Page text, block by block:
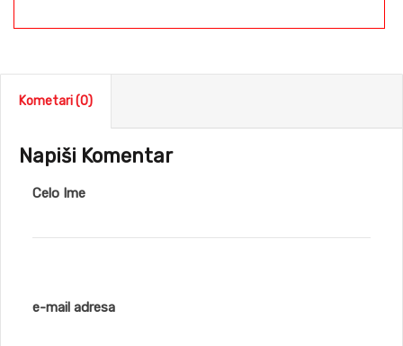
Kometari (0)
Napiši Komentar
Celo Ime
e-mail adresa